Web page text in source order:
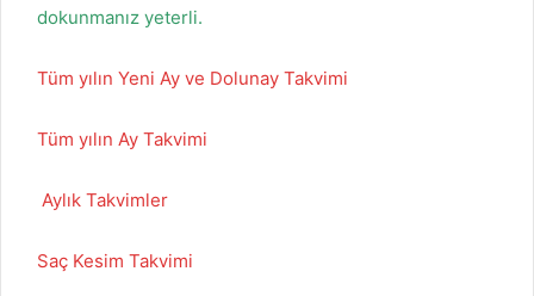
dokunmanız yeterli.
Tüm yılın Yeni Ay ve Dolunay Takvimi
Tüm yılın Ay Takvimi
Aylık Takvimler
Saç Kesim Takvimi